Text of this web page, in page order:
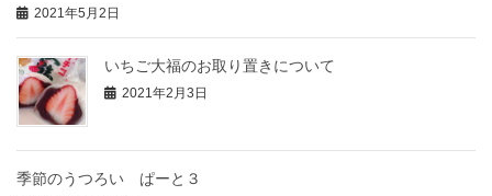
2021年5月2日
いちご大福のお取り置きについて
2021年2月3日
季節のうつろい ぱーと３